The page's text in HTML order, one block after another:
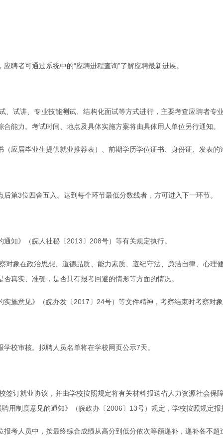
聘者可通过系统中的“应聘进程查询”了解应聘最新进展。
试讲、专业技能测试、结构化面试等方式进行，主要考查应聘者
能力。考试时间、地点及具体实施方案将由具体用人单位另行通知。
应届毕业生提供就业推荐表）、前期学历学位证书、身份证、发表
第3位四舍五入。达到每个环节最低分数线者，方可进入下一环节。
知》（皖人社秘〔2013〕208号）等有关规定执行。
象在政治思想、道德品质、能力素质、遵纪守法、廉洁自律、心
真实、准确，是否具有报考回避的情形等方面的情况。
施意见》（皖办发〔2017〕24号）等文件精神，考察结束时考察对
校审核。拟聘人员名单将在学校网页公示7天。
订就业协议，并由学校按照规定将有关材料报送省人力资源社会
用制度意见的通知》（皖政办〔2006〕13号）规定，学校按照规定
考人员中，按最终综合成绩从高分到低分依次等额递补，递补各不